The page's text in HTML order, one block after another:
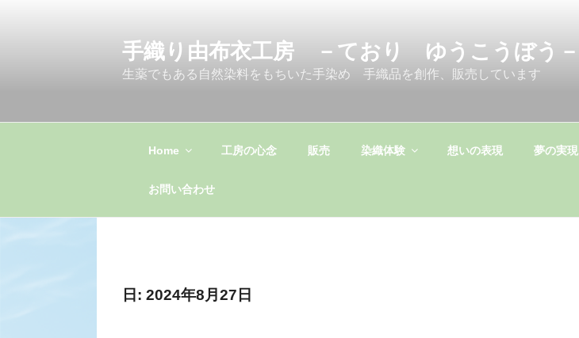
ス
手織り由布衣工房 －ており ゆうこうぼう－
生薬でもある自然染料をもちいた手染め 手織品を創作、販売しています
Home 工房の心念 販売 染織体験 想いの表現 夢の実現
お問い合わせ
日: 2024年8月27日